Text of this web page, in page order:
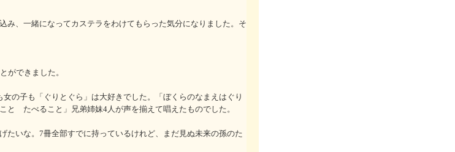
み、一緒になってカステラをわけてもらった気分になりました。そ
ができました。
の子も「ぐりとぐら」は大好きでした。「ぼくらのなまえはぐり
たべること」兄弟姉妹4人が声を揃えて唱えたものでした。
たいな。7冊全部すでに持っているけれど、まだ見ぬ未来の孫のた